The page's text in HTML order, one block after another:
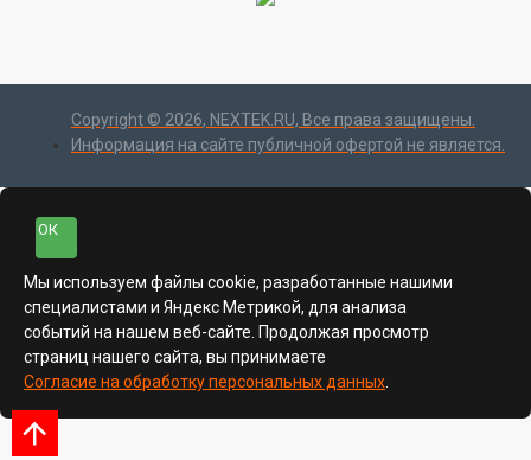
Copyright © 2026, NEXTEK.RU, Все права защищены.
Информация на сайте публичной офертой не является.
ОК
Мы используем файлы cookie, разработанные нашими
специалистами и Яндекс Метрикой, для анализа
событий на нашем веб-сайте. Продолжая просмотр
страниц нашего сайта, вы принимаете
Согласие на обработку персональных данных.